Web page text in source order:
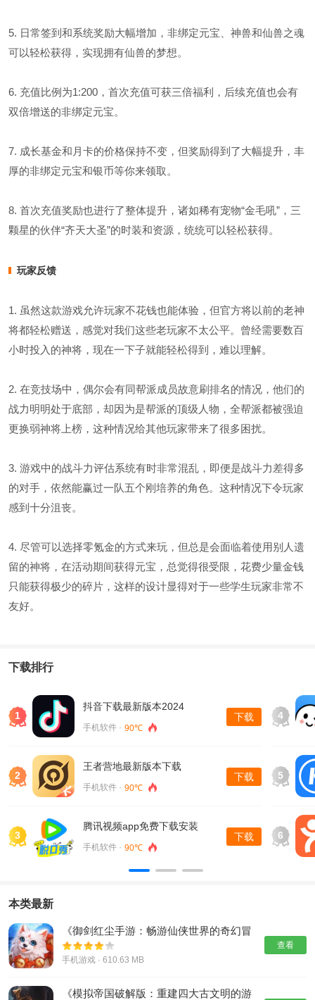
5. 日常签到和系统奖励大幅增加，非绑定元宝、神兽和仙兽之魂
可以轻松获得，实现拥有仙兽的梦想。
6. 充值比例为1:200，首次充值可获三倍福利，后续充值也会有
双倍增送的非绑定元宝。
7. 成长基金和月卡的价格保持不变，但奖励得到了大幅提升，丰
厚的非绑定元宝和银币等你来领取。
8. 首次充值奖励也进行了整体提升，诸如稀有宠物“金毛吼”，三
颗星的伙伴“齐天大圣”的时装和资源，统统可以轻松获得。
玩家反馈
1. 虽然这款游戏允许玩家不花钱也能体验，但官方将以前的老神
将都轻松赠送，感觉对我们这些老玩家不太公平。曾经需要数百
小时投入的神将，现在一下子就能轻松得到，难以理解。
2. 在竞技场中，偶尔会有同帮派成员故意刷排名的情况，他们的
战力明明处于底部，却因为是帮派的顶级人物，全帮派都被强迫
更换弱神将上榜，这种情况给其他玩家带来了很多困扰。
3. 游戏中的战斗力评估系统有时非常混乱，即便是战斗力差得多
的对手，依然能赢过一队五个刚培养的角色。这种情况下令玩家
感到十分沮丧。
4. 尽管可以选择零氪金的方式来玩，但总是会面临着使用别人遗
留的神将，在活动期间获得元宝，总觉得很受限，花费少量金钱
只能获得极少的碎片，这样的设计显得对于一些学生玩家非常不
友好。
下载排行
1
抖音下载最新版本2024
手机软件 · 90℃
下载
2
王者营地最新版本下载
手机软件 · 90℃
下载
3
腾讯视频app免费下载安装
手机软件 · 90℃
下载
4
5
6
本类最新
《御剑红尘手游：畅游仙侠世界的奇幻冒
险》
手机游戏 · 610.63 MB
查看
《模拟帝国破解版：重建四大古文明的游